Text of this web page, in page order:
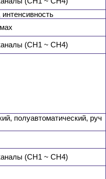
(CH1 ~ CH4)
полуавтоматический, руч
(CH1 ~ CH4)